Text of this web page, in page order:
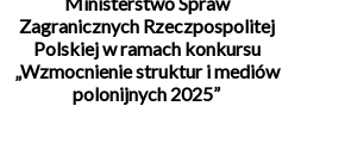
Zagranicznych Rzeczpospolitej
Polskiej w ramach konkursu
„Wzmocnienie struktur i mediów
polonijnych 2025”